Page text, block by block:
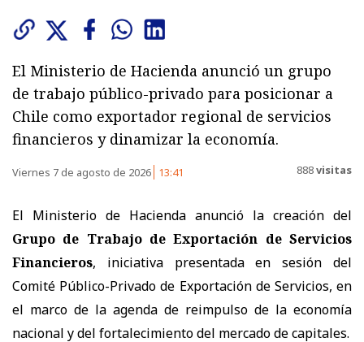
El Ministerio de Hacienda anunció un grupo
de trabajo público-privado para posicionar a
Chile como exportador regional de servicios
financieros y dinamizar la economía.
Viernes 7 de agosto de 2026 13:41 888visitas
El Ministerio de Hacienda anunció la creación del
Grupo de Trabajo de Exportación de Servicios
Financieros, iniciativa presentada en sesión del
Comité Público-Privado de Exportación de Servicios, en
el marco de la agenda de reimpulso de la economía
nacional y del fortalecimiento del mercado de capitales.